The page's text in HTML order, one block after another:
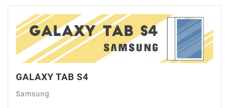
GALAXY TAB S4
Samsung